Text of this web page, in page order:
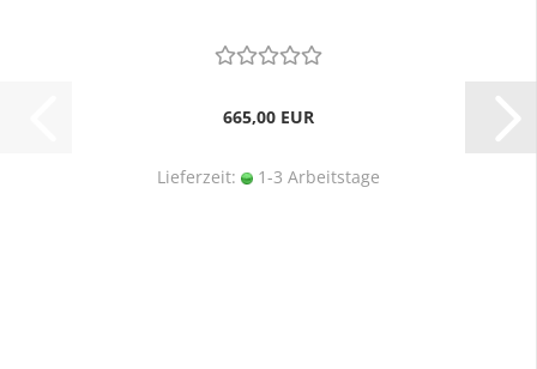
665,00 EUR
Lieferzeit: 1-3 Arbeitstage